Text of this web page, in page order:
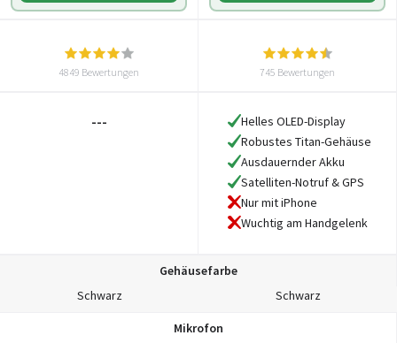
4849 Bewertungen 745 Bewertungen
---
Helles OLED-Display
Robustes Titan-Gehäuse
Ausdauernder Akku
Satelliten-Notruf & GPS
Nur mit iPhone
Wuchtig am Handgelenk
Gehäusefarbe
Schwarz
Schwarz
Mikrofon